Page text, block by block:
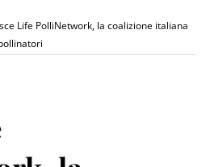
Life PolliNetwork, la coalizione italiana